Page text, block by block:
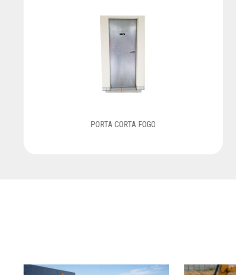
PORTA CORTA FOGO